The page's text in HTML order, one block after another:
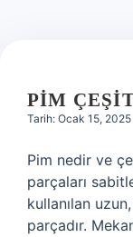
PIM
Tarih: Ocak 15, 2025
Pim nedir ve
parçaları
kullanılan
parçadır.